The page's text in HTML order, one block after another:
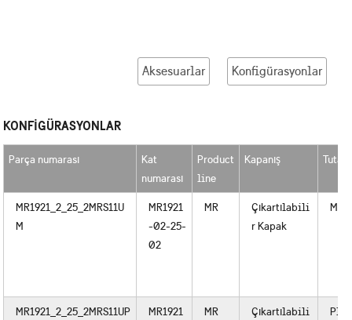
Aksesuarlar Konfigürasyonlar
KONFIGÜRASYONLAR
Parça numarası
Kat
numarası
Product
line
Kapanış
MR1921_2_25_2MRS11U
M
MR1921
-02-25-
02
MR
Çıkartılabili
r Kapak
MR1921_2_25_2MRS11UP
MR1921
MR
Çıkartılabili